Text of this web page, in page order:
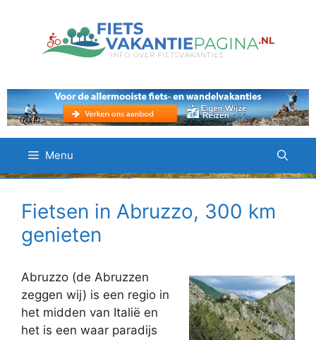
Menu
Fietsen in Abruzzo, 300 km
genieten
Abruzzo (de Abruzzen
zeggen wij) is een regio in
het midden van Italië en
het is een waar paradijs